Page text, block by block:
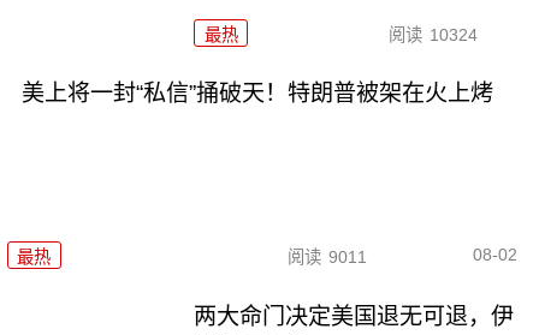
最热 阅读 10324
美上将一封“私信”捅破天！特朗普被架在火上烤
最热 阅读 9011 08-02
两大命门决定美国退无可退，伊